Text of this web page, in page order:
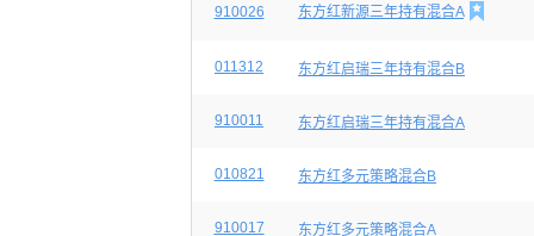
910026 东方红新源三年持有混合A 
011312 东方红启瑞三年持有混合B
910011 东方红启瑞三年持有混合A
010821 东方红多元策略混合B
910017 东方红多元策略混合A